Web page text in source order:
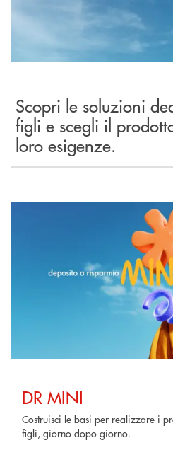
Scopri le soluzioni
figli e scegli il
loro esigenze.
DR MINI
Costruisci le basi per realizzare i
figli, giorno dopo giorno.